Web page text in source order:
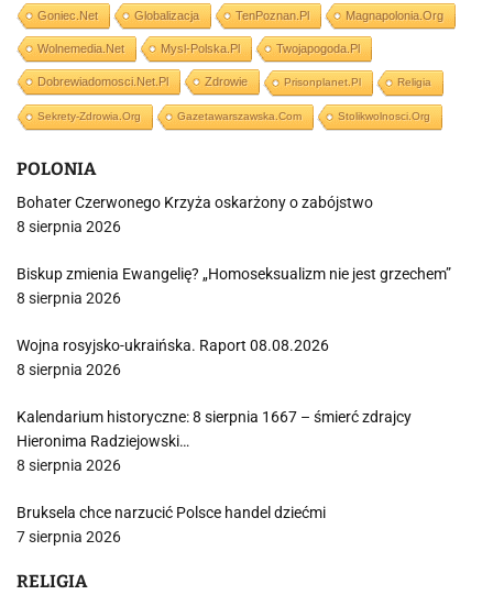
Goniec.net Globalizacja TenPoznan.pl Magnapolonia.org
Wolnemedia.net Mysl-Polska.pl Twojapogoda.pl
Dobrewiadomosci.net.pl Zdrowie Prisonplanet.pl Religia
Sekrety-Zdrowia.org Gazetawarszawska.com Stolikwolnosci.org
POLONIA
Bohater Czerwonego Krzyża oskarżony o zabójstwo
8 sierpnia 2026
Biskup zmienia Ewangelię? „Homoseksualizm nie jest grzechem”
8 sierpnia 2026
Wojna rosyjsko-ukraińska. Raport 08.08.2026
8 sierpnia 2026
Kalendarium historyczne: 8 sierpnia 1667 – śmierć zdrajcy
Hieronima Radziejowski…
8 sierpnia 2026
Bruksela chce narzucić Polsce handel dziećmi
7 sierpnia 2026
RELIGIA